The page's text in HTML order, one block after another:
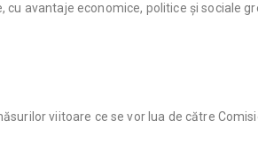
avantaje economice, politice și sociale
viitoare ce se vor lua de către